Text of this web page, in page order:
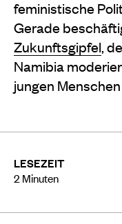
LESEZEIT
2 Minuten
feministische
Gerade
Zukunftsgipfel,
Namibia
jungen